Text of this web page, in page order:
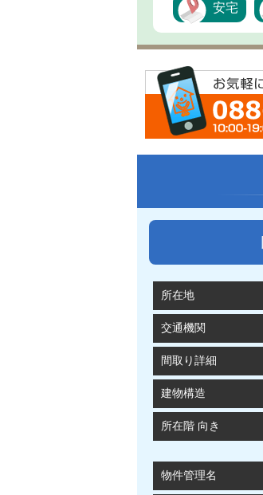
安宅
所在地
交通機関
間取り詳細
建物構造
所在階 向き
物件管理名